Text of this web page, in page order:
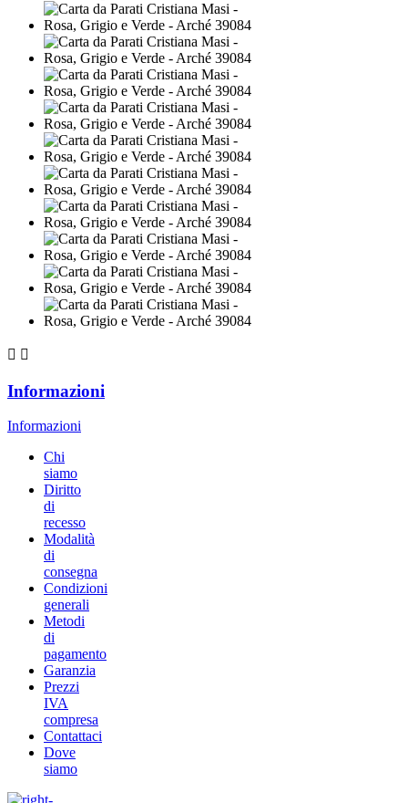
 
Informazioni
Informazioni
Chi
siamo
Diritto
di
recesso
Modalità
di
consegna
Condizioni
generali
Metodi
di
pagamento
Garanzia
Prezzi
IVA
compresa
Contattaci
Dove
siamo